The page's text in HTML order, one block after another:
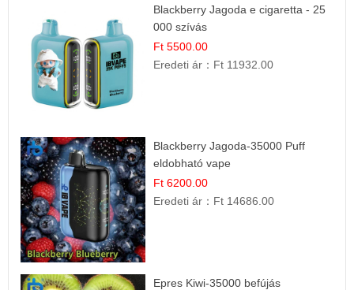
Blackberry Jagoda e cigaretta - 25
000 szívás
Ft 5500.00
Eredeti ár： Ft 11932.00
Blackberry Jagoda-35000 Puff
eldobható vape
Ft 6200.00
Eredeti ár： Ft 14686.00
Epres Kiwi-35000 befújás